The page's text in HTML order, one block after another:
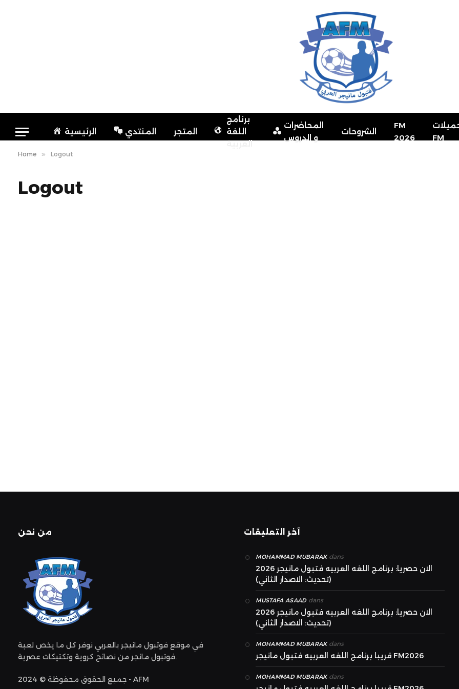
الرئيسية المنتدي المتجر
برنامج
اللغة
العربية
المحاضرات
و الدروس
الشروحات
FM
2026
FM
Home » Logout
Logout
من نحن
في موقع فوتبول مانيجر بالعربي نوفر كل ما يخص لعبة
فوتبول مانجر من نصائح كروية وتكتيكات عصرية.
جميع الحقوق محفوظة © 2024 - AFM
آخر التعليقات
MOHAMMAD MUBARAKdans
الان حصريا: برنامج اللغه العربيه فتبول مانيجر 2026
(تحديث: الاصدار الثاني)
MUSTAFA ASAADdans
الان حصريا: برنامج اللغه العربيه فتبول مانيجر 2026
(تحديث: الاصدار الثاني)
MOHAMMAD MUBARAKdans
قريبا برنامج اللغه العربيه فتبول مانيجر FM2026
MOHAMMAD MUBARAKdans